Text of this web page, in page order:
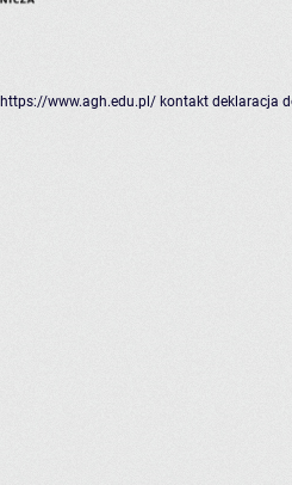
https://www.agh.edu.pl/ kontakt deklaracja